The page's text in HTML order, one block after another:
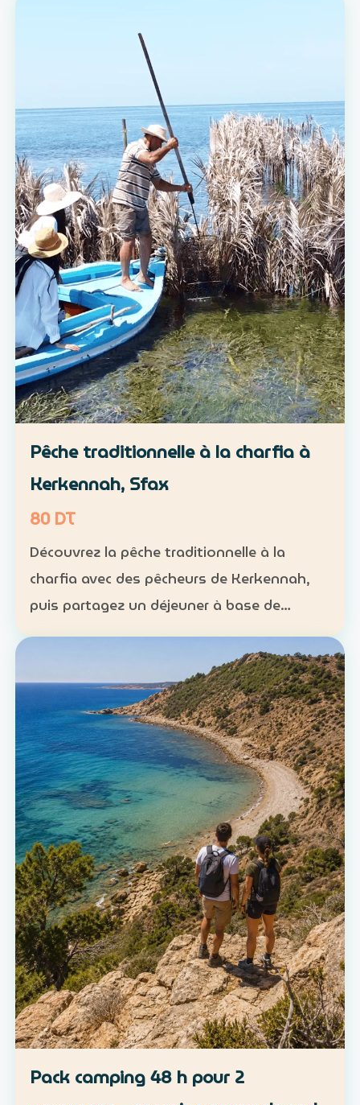
séances sur un mois Ta…
Pêche traditionnelle à la charfia à
Kerkennah, Sfax
80 DT
Découvrez la pêche traditionnelle à la
charfia avec des pêcheurs de Kerkennah,
puis partagez un déjeuner à base de
poisson. Expérience : sortie en mer et
découverte d’une technique de pêche
ancestrale Patrimoine : la c…
Pack camping 48 h pour 2